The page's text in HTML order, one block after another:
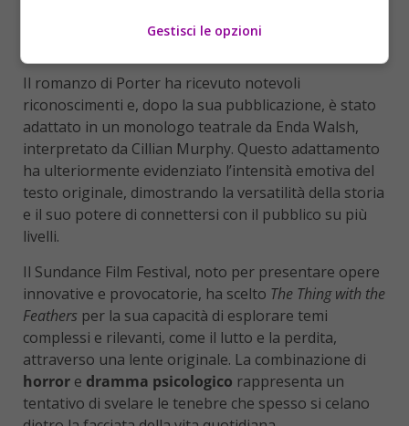
Il romanzo di Porter ha ricevuto notevoli
riconoscimenti e, dopo la sua pubblicazione, è stato
adattato in un monologo teatrale da Enda Walsh,
interpretato da Cillian Murphy. Questo adattamento
ha ulteriormente evidenziato l’intensità emotiva del
testo originale, dimostrando la versatilità della storia
e il suo potere di connettersi con il pubblico su più
livelli.
Il Sundance Film Festival, noto per presentare opere
innovative e provocatorie, ha scelto The Thing with the
Feathers per la sua capacità di esplorare temi
complessi e rilevanti, come il lutto e la perdita,
attraverso una lente originale. La combinazione di
horror e dramma psicologico rappresenta un
tentativo di svelare le tenebre che spesso si celano
Gestisci le opzioni